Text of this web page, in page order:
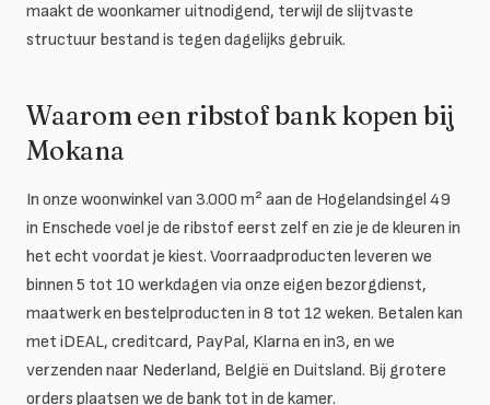
maakt de woonkamer uitnodigend, terwijl de slijtvaste
structuur bestand is tegen dagelijks gebruik.
Waarom een ribstof bank kopen bij
Mokana
In onze woonwinkel van 3.000 m² aan de Hogelandsingel 49
in Enschede voel je de ribstof eerst zelf en zie je de kleuren in
het echt voordat je kiest. Voorraadproducten leveren we
binnen 5 tot 10 werkdagen via onze eigen bezorgdienst,
maatwerk en bestelproducten in 8 tot 12 weken. Betalen kan
met iDEAL, creditcard, PayPal, Klarna en in3, en we
verzenden naar Nederland, België en Duitsland. Bij grotere
orders plaatsen we de bank tot in de kamer.